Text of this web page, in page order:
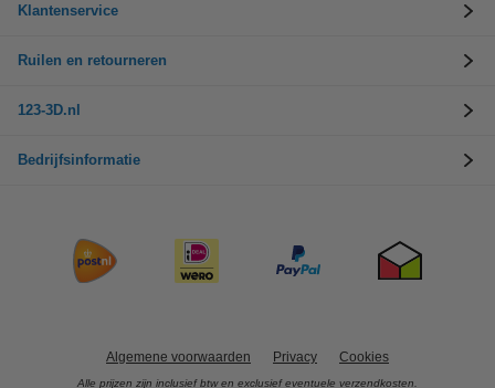
Klantenservice
Ruilen en retourneren
123-3D.nl
Bedrijfsinformatie
Algemene voorwaarden Privacy Cookies
Alle prijzen zijn inclusief btw en exclusief eventuele verzendkosten.